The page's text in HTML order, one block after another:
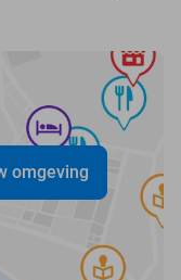
omgeving